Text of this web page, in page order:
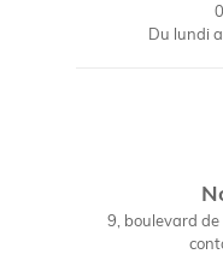
Du lundi
9, boulevard